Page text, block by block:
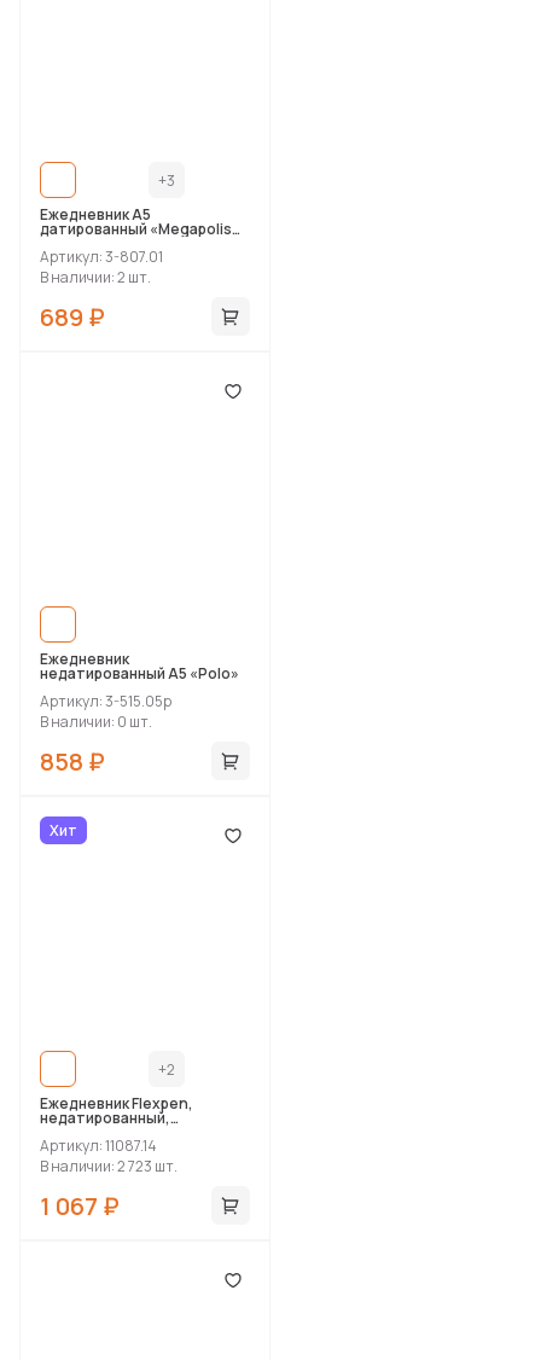
+3
Ежедневник А5
датированный «Megapolis
Color» на 2026 год
Артикул: 3-807.01
В наличии: 2 шт.
689 ₽
Ежедневник
недатированный А5 «Polo»
Артикул: 3-515.05p
В наличии: 0 шт.
858 ₽
Хит
+2
Ежедневник Flexpen,
недатированный,
серебристо-синий
Артикул: 11087.14
В наличии: 2 723 шт.
1 067 ₽